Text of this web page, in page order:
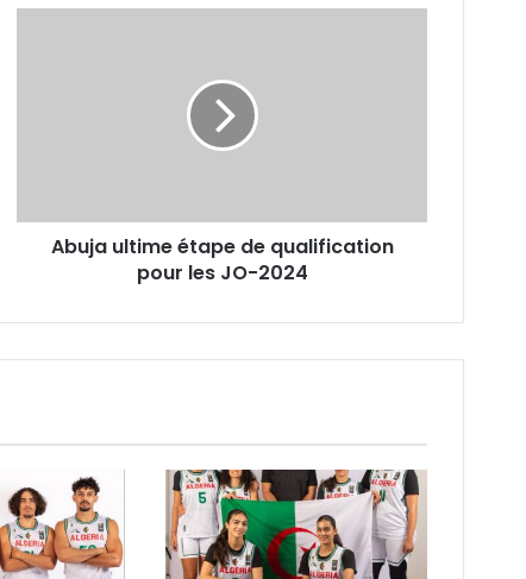
2024
Abuja ultime étape de qualification
pour les JO-2024